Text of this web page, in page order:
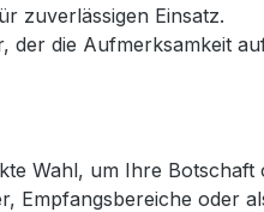
zuverlässigen Einsatz.
der die Aufmerksamkeit
Wahl, um Ihre
oder